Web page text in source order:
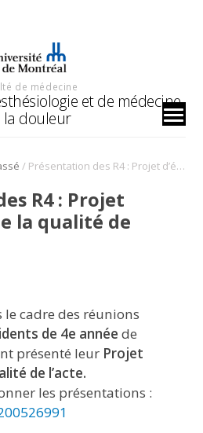
de médecine
et de médecine
la douleur
/ Présentation des R4 : Projet d’évaluation de la qualité de l’acte
R4 : Projet
la qualité de
le cadre des réunions
de 4e annéede
présenté leur Projet
de l’acte.
les présentations :